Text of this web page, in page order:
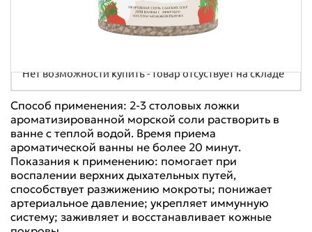
Нет возможности купить - товар отсуствует на складе
Способ применения: 2-3 столовых ложки
ароматизированной морской соли растворить в
ванне с теплой водой. Время приема
ароматической ванны не более 20 минут.
Показания к применению: помогает при
воспалении верхних дыхательных путей,
способствует разжижению мокроты; понижает
артериальное давление; укрепляет иммунную
систему; заживляет и восстанавливает кожные